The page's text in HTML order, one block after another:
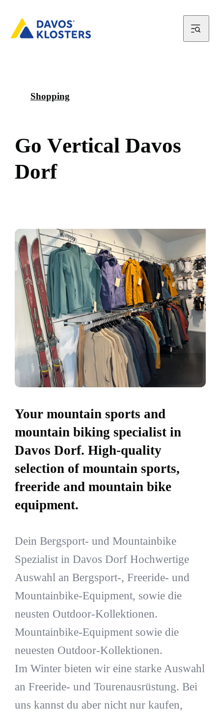
Shopping
Go Vertical Davos
Dorf
Your mountain sports and
mountain biking specialist in
Davos Dorf. High-quality
selection of mountain sports,
freeride and mountain bike
equipment.
Dein Bergsport- und Mountainbike
Spezialist in Davos Dorf Hochwertige
Auswahl an Bergsport-, Freeride- und
Mountainbike-Equipment, sowie die
neusten Outdoor-Kollektionen.
Mountainbike-Equipment sowie die
neuesten Outdoor-Kollektionen.
Im Winter bieten wir eine starke Auswahl
an Freeride- und Tourenausrüstung. Bei
uns kannst du aber nicht nur kaufen,